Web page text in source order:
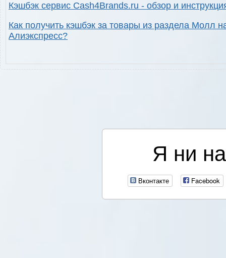
Кэшбэк сервис Cash4Brands.ru - обзор и
Как получить кэшбэк за товары из раздела Молл
Алиэкспресс?
Я ни
Вконтакте Facebook